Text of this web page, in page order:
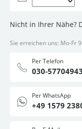
Nicht in Ihrer Nähe?
Sie erreichen uns: Mo-Fr
Per Telefon
030-
Per WhatsApp
+49 1579